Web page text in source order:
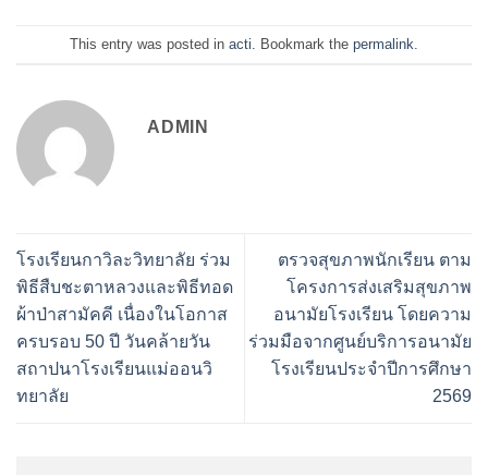
This entry was posted in acti . Bookmark the permalink
ADMIN
โรงเรียนกาวิละวิทยาลัย ร่วม
พิธีสืบชะตาหลวงและพิธีทอด
ผ้าป่าสามัคคี เนื่องในโอกาส
ครบรอบ 50 ปี วันคล้ายวัน
สถาปนาโรงเรียนแม่ออนวิ
ทยาลัย
ตรวจสุขภาพนักเรียน ตาม
โครงการส่งเสริมสุขภาพ
อนามัยโรงเรียน โดยความ
ร่วมมือจากศูนย์บริการอนามัย
โรงเรียนประจำปีการศึกษา
2569